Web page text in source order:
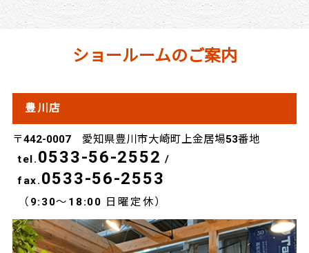
ショールームのご案内
豊川店
〒442-0007 愛知県豊川市大崎町上金居場53番地
tel. 0533-56-2552 /
fax. 0533-56-2553
（9:30～18:00 日曜定休）